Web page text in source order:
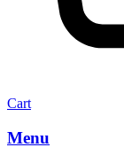
Cart
Menu